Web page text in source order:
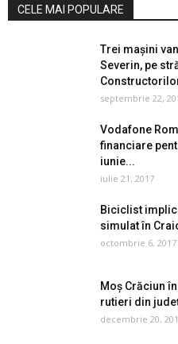
CELE MAI POPULARE
Trei mașini
Severin, pe
septembrie 22,
Vodafone
financiare
iunie...
iulie 21, 2017
Biciclist
simulat în
octombrie 6, 2017
Moș Crăciun
rutieri din
decembrie 20,